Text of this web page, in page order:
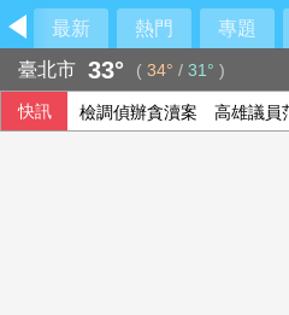
最新 熱門 專題
臺北市 33° ( 34° / 31° )
快訊 檢調偵辦貪瀆案 高雄議員